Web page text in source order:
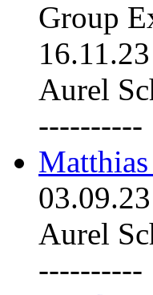
Group
16.11.23
Aurel
----------
03.09.23
Aurel
----------